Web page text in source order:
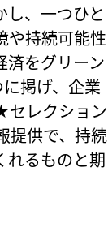
、一つひと
や持続可能性
済をグリーン
掲げ、企業
セレクション
提供で、持続
れるものと期